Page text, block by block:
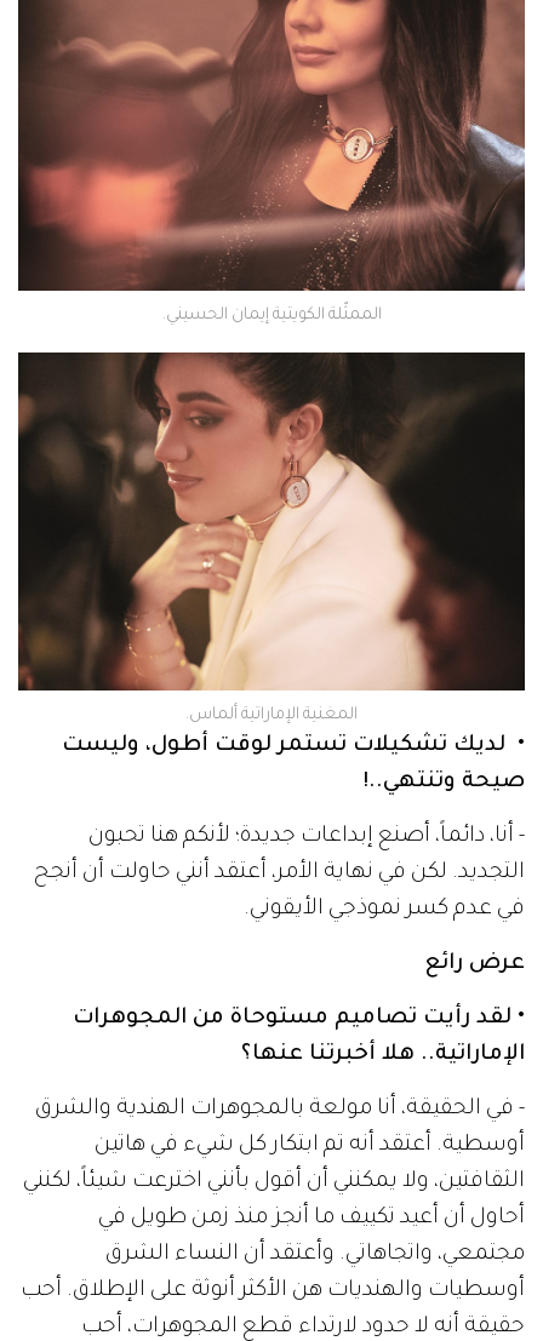
الممثّلة الكويتية إيمان الحسيني.
المغنية الإماراتية ألماس.
• لديك تشكيلات تستمر لوقت أطول، وليست
صيحة وتنتهي..!
- أنا، دائماً، أصنع إبداعات جديدة؛ لأنكم هنا تحبون
التجديد. لكن في نهاية الأمر، أعتقد أنني حاولت أن أنجح
في عدم كسر نموذجي الأيقوني.
عرض رائع
• لقد رأيت تصاميم مستوحاة من المجوهرات
الإماراتية.. هلا أخبرتنا عنها؟
- في الحقيقة، أنا مولعة بالمجوهرات الهندية والشرق
أوسطية. أعتقد أنه تم ابتكار كل شيء في هاتين
الثقافتين، ولا يمكنني أن أقول بأنني اخترعت شيئاً، لكنني
أحاول أن أعيد تكييف ما أنجز منذ زمن طويل في
مجتمعي، واتجاهاتي. وأعتقد أن النساء الشرق
أوسطيات والهنديات هن الأكثر أنوثة على الإطلاق. أحب
حقيقة أنه لا حدود لارتداء قطع المجوهرات، أحب